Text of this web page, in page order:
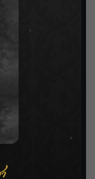
ตั้งเครื่องสูบน้ำ